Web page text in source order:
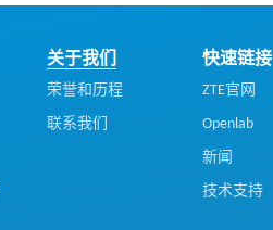
关于我们
荣誉和历程
联系我们
快速链接
ZTE官网
Openlab
新闻
技术支持